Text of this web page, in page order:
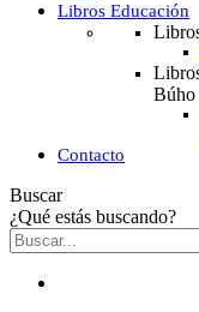
Libros Educación
Búho
Contacto
Buscar
¿Qué estás buscando?